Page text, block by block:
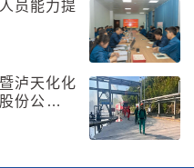
员能力提
泸天化化
份公司举